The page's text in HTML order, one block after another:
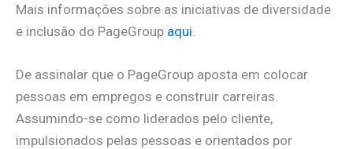
Mais informações sobre as iniciativas de diversidade
e inclusão do PageGroup aqui
De assinalar que o PageGroup aposta em colocar
pessoas em empregos e construir carreiras.
Assumindo-se como liderados pelo cliente,
impulsionados pelas pessoas e orientados por